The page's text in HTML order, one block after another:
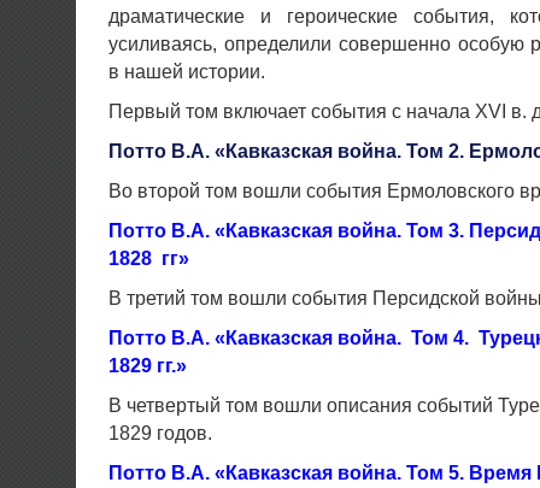
драматические и героические события,
усиливаясь, определили совершенно особую
в нашей истории.
Первый том включает события с начала XVI в.
Потто В.А. «Кавказская война. Том 2.
Во второй том вошли события Ермоловского
Потто В.А. «Кавказская война. Том 3.
1828 гг»
В третий том вошли события Персидской
Потто В.А. «Кавказская война. Том 4.
1829 гг.»
В четвертый том вошли описания событий
1829 годов.
Потто В.А. «Кавказская война. Том 5. Время